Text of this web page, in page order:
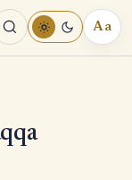
Aa